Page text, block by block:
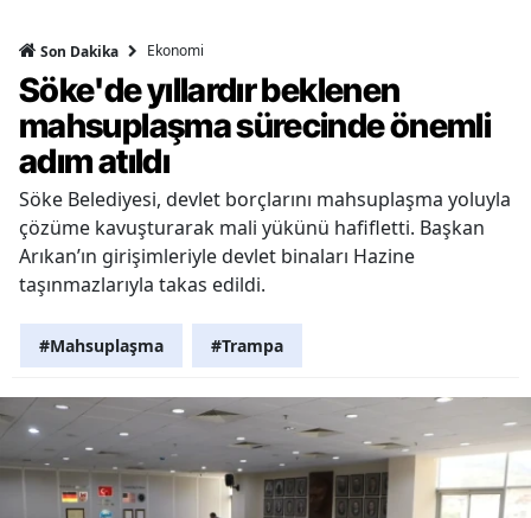
Son Dakika Ekonomi
Söke'de yıllardır beklenen
mahsuplaşma sürecinde önemli
adım atıldı
Söke Belediyesi, devlet borçlarını mahsuplaşma yoluyla
çözüme kavuşturarak mali yükünü hafifletti. Başkan
Arıkan’ın girişimleriyle devlet binaları Hazine
taşınmazlarıyla takas edildi.
#Mahsuplaşma #Trampa